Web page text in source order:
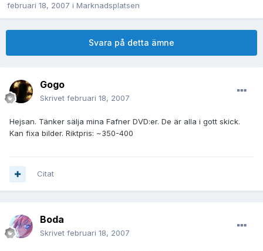
februari 18, 2007 i Marknadsplatsen
Svara på detta ämne
Gogo
Skrivet februari 18, 2007
Hejsan. Tänker sälja mina Fafner DVD:er. De är alla i gott skick.
Kan fixa bilder. Riktpris: ~350-400
Citat
Boda
Skrivet februari 18, 2007